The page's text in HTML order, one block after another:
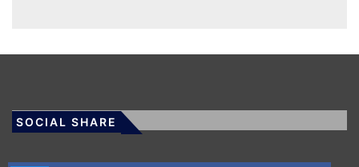
SOCIAL SHARE